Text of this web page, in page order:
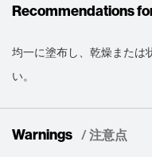
Recommendations
均一に塗布し、乾燥または
い。
Warnings / 注意点